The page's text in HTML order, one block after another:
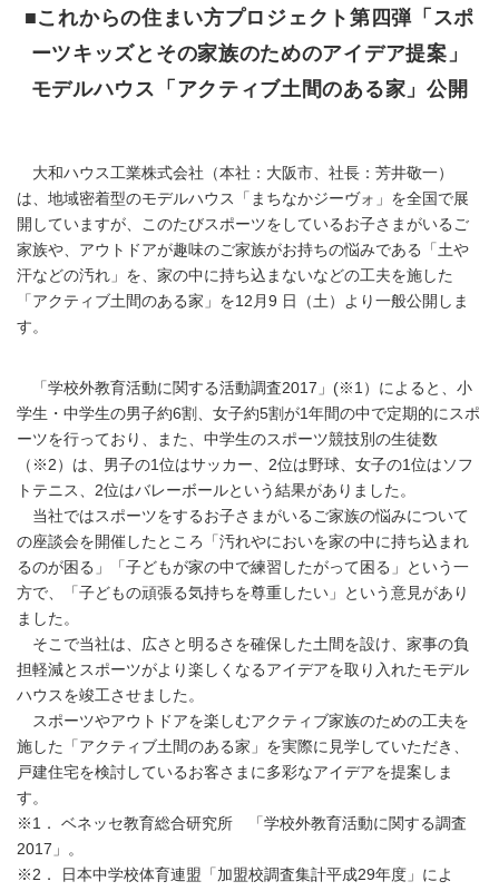
■これからの住まい方プロジェクト第四弾「スポ
ーツキッズとその家族のためのアイデア提案」
モデルハウス「アクティブ土間のある家」公開
大和ハウス工業株式会社（本社：大阪市、社長：芳井敬一）
は、地域密着型のモデルハウス「まちなかジーヴォ」を全国で展
開していますが、このたびスポーツをしているお子さまがいるご
家族や、アウトドアが趣味のご家族がお持ちの悩みである「土や
汗などの汚れ」を、家の中に持ち込まないなどの工夫を施した
「アクティブ土間のある家」を12月9 日（土）より一般公開しま
す。
「学校外教育活動に関する活動調査2017」(※1）によると、小
学生・中学生の男子約6割、女子約5割が1年間の中で定期的にスポ
ーツを行っており、また、中学生のスポーツ競技別の生徒数
（※2）は、男子の1位はサッカー、2位は野球、女子の1位はソフ
トテニス、2位はバレーボールという結果がありました。
当社ではスポーツをするお子さまがいるご家族の悩みについて
の座談会を開催したところ「汚れやにおいを家の中に持ち込まれ
るのが困る」「子どもが家の中で練習したがって困る」という一
方で、「子どもの頑張る気持ちを尊重したい」という意見があり
ました。
そこで当社は、広さと明るさを確保した土間を設け、家事の負
担軽減とスポーツがより楽しくなるアイデアを取り入れたモデル
ハウスを竣工させました。
スポーツやアウトドアを楽しむアクティブ家族のための工夫を
施した「アクティブ土間のある家」を実際に見学していただき、
戸建住宅を検討しているお客さまに多彩なアイデアを提案しま
す。
※1． ベネッセ教育総合研究所 「学校外教育活動に関する調査
2017」。
※2． 日本中学校体育連盟「加盟校調査集計平成29年度」によ